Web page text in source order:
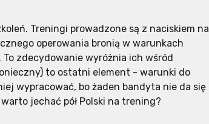
Treningi prowadzone są z naciskiem na
operowania bronią w warunkach
zdecydowanie wyróżnia ich wśród
to ostatni element - warunki do
wypracować, bo żaden bandyta nie da się
jechać pół Polski na trening?